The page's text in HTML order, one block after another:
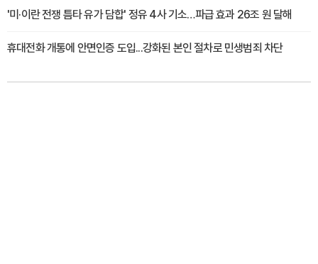
'미·이란 전쟁 틈타 유가 담합' 정유 4사 기소…파급 효과 26조 원 달해
휴대전화 개통에 안면인증 도입...강화된 본인 절차로 민생범죄 차단